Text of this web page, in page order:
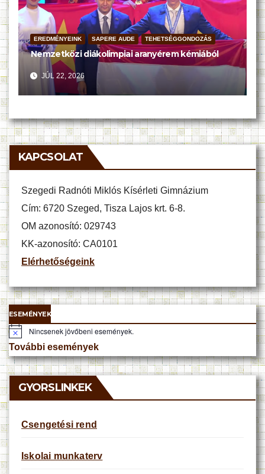
EREDMÉNYEINK SAPERE AUDE TEHETSÉGGONDOZÁS
Nemzetközi diákolimpiai aranyérem kémiából
JÚL 22, 2026
KAPCSOLAT
Szegedi Radnóti Miklós Kísérleti Gimnázium
Cím: 6720 Szeged, Tisza Lajos krt. 6-8.
OM azonosító: 029743
KK-azonosító: CA0101
Elérhetőségeink
ESEMÉNYEK
N
o
t
i
c
e
Nincsenek jövőbeni események.
További események
GYORSLINKEK
Csengetési rend
Iskolai munkaterv